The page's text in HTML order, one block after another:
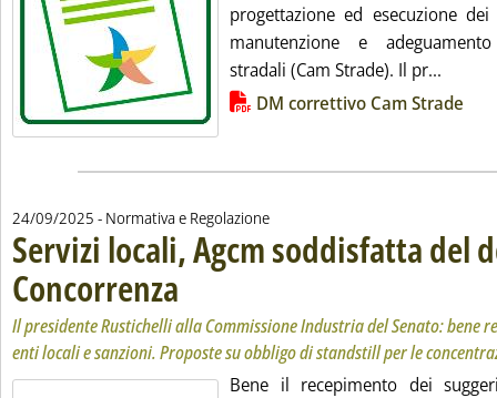
progettazione ed esecuzione
manutenzione e
stradali (Cam Strade). Il pr...
Lista allegati PDF alla notiziaDM correttivo Cam Strade
24/09/2025 - Normativa e Regolazione
Servizi locali, Agcm soddisfatta del
Concorrenza . Sottotitolo: Il presidente Rustichelli alla Commissione
. Pubblicata mercoledì 24 settembre 2025 alle 11.16.
Il presidente Rustichelli alla Commissione Industria del Senato: bene
enti locali e sanzioni. Proposte su obbligo di standstill per le
Bene il recepimento dei